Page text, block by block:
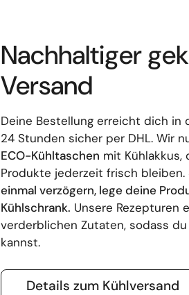
Nachhaltiger
Versand
Deine Bestellung erreicht dich in
24 Stunden sicher per DHL. Wir
ECO-Kühltaschen mit
Produkte jederzeit frisch bleiben.
einmal verzögern, lege deine
Kühlschrank. Unsere Rezepturen
verderblichen Zutaten, sodass
kannst.
Details zum Kühlversand